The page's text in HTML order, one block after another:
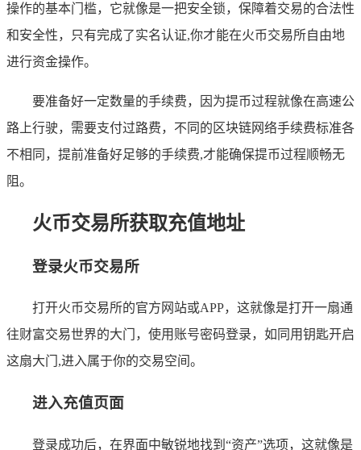
操作的基本门槛，它就像是一把安全锁，保障着交易的合法性
和安全性，只有完成了实名认证,你才能在火币交易所自由地
进行资金操作。
要准备好一定数量的手续费，因为提币过程就像在高速公
路上行驶，需要支付过路费，不同的区块链网络手续费标准各
不相同，提前准备好足够的手续费,才能确保提币过程顺畅无
阻。
火币交易所获取充值地址
登录火币交易所
打开火币交易所的官方网站或APP，这就像是打开一扇通
往财富交易世界的大门，使用账号密码登录，如同用钥匙开启
这扇大门,进入属于你的交易空间。
进入充值页面
登录成功后，在界面中敏锐地找到“资产”选项，这就像是